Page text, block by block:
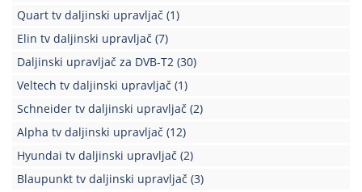
Quart tv daljinski upravljač (1)
Elin tv daljinski upravljač (7)
Daljinski upravljač za DVB-T2 (30)
Veltech tv daljinski upravljač (1)
Schneider tv daljinski upravljač (2)
Alpha tv daljinski upravljač (12)
Hyundai tv daljinski upravljač (2)
Blaupunkt tv daljinski upravljač (3)